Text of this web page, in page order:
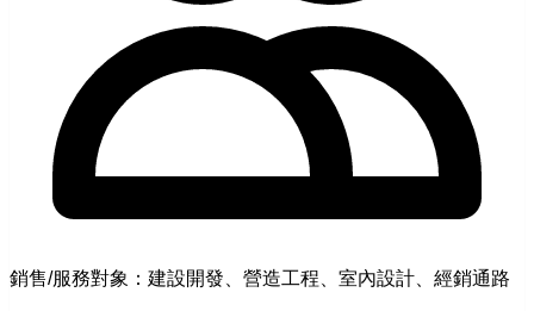
銷售/服務對象：建設開發、營造工程、室內設計、經銷通路